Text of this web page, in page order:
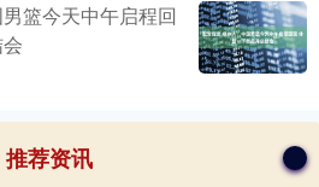
篮今天中午启程回
推荐资讯